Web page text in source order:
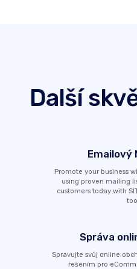
Další
Emailový
Promote your business
using proven mailing
customers today with
Správa
Spravujte svůj online
řešením pro